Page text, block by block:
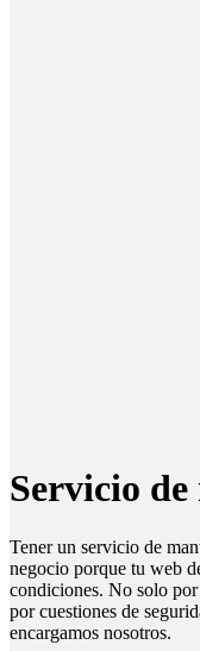
Servicio
Tener un servicio de
negocio porque tu web
condiciones. No solo
por cuestiones de
encargamos nosotros.